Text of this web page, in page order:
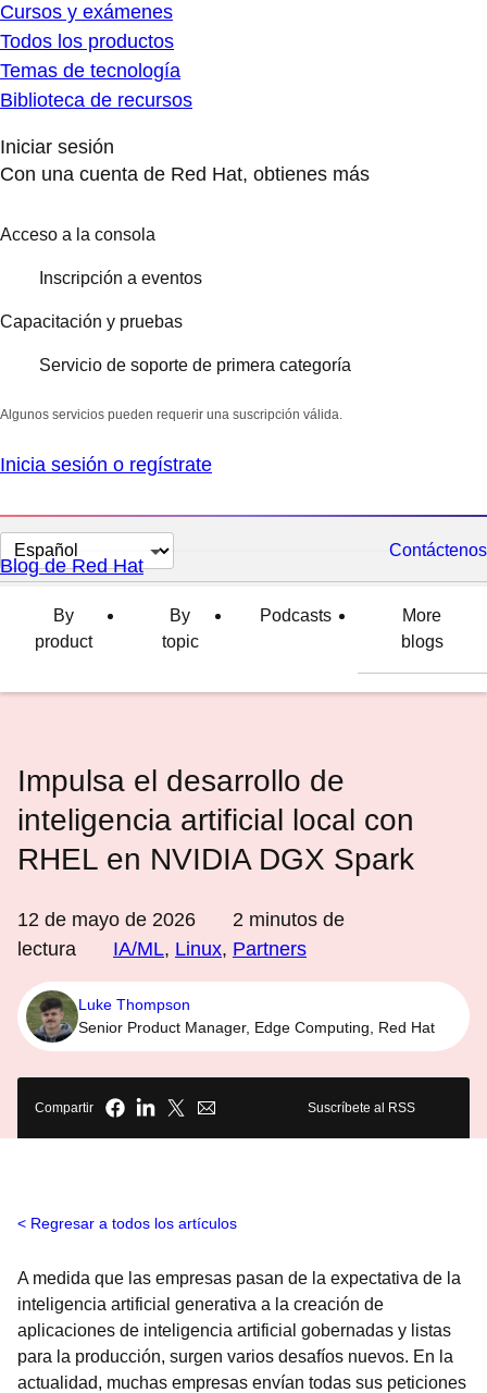
Cursos y exámenes
Todos los productos
Temas de tecnología
Biblioteca de recursos
Iniciar sesión
Con una cuenta de Red Hat, obtienes más
Acceso a la consola
Inscripción a eventos
Capacitación y pruebas
Servicio de soporte de primera categoría
Algunos servicios pueden requerir una suscripción válida.
Inicia sesión o regístrate
Cambiar
el
idioma
Contáctenos
Blog de Red Hat
By
product
By
topic
Podcasts
More
blogs
Impulsa el desarrollo de
inteligencia artificial local con
RHEL en NVIDIA DGX Spark
12 de mayo de 2026 2 minutos de
lectura
IA/ML, Linux, Partners
Luke Thompson
Senior Product Manager, Edge Computing, Red Hat
Compartir Suscríbete al RSS
Regresar a todos los artículos
A medida que las empresas pasan de la expectativa de la
inteligencia artificial generativa a la creación de
aplicaciones de inteligencia artificial gobernadas y listas
para la producción, surgen varios desafíos nuevos. En la
actualidad, muchas empresas envían todas sus peticiones